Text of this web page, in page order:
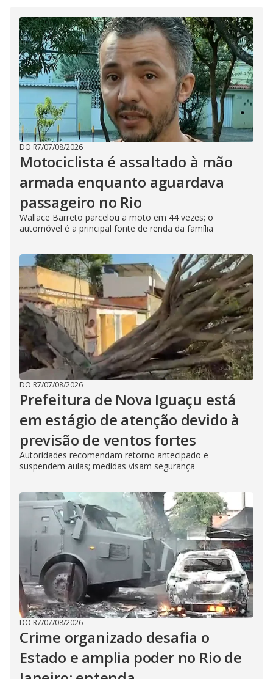
DO R7/07/08/2026
Motociclista é assaltado à mão
armada enquanto aguardava
passageiro no Rio
Wallace Barreto parcelou a moto em 44 vezes; o
automóvel é a principal fonte de renda da família
DO R7/07/08/2026
Prefeitura de Nova Iguaçu está
em estágio de atenção devido à
previsão de ventos fortes
Autoridades recomendam retorno antecipado e
suspendem aulas; medidas visam segurança
DO R7/07/08/2026
Crime organizado desafia o
Estado e amplia poder no Rio de